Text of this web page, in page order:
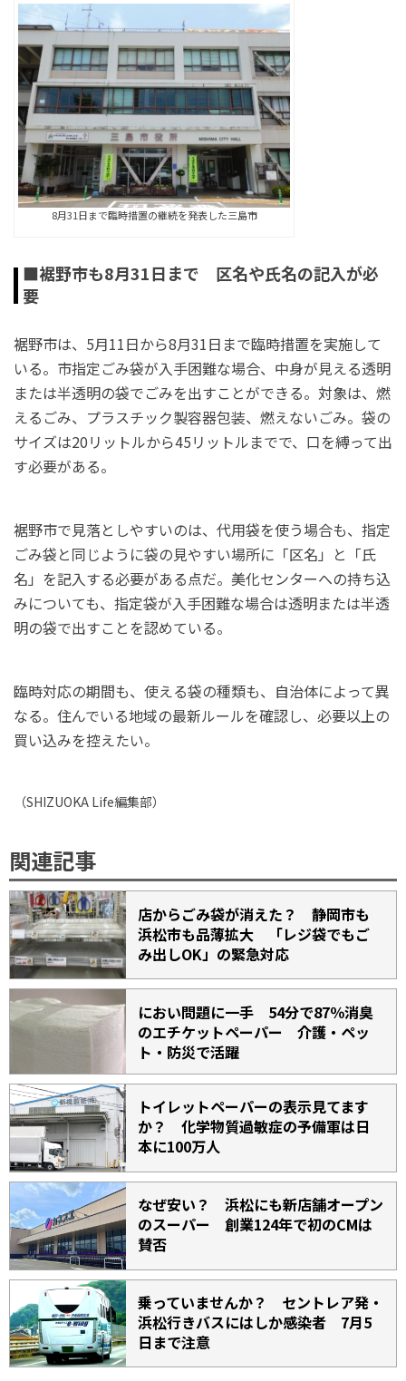
8月31日まで臨時措置の継続を発表した三島市
■裾野市も8月31日まで 区名や氏名の記入が必
要
裾野市は、5月11日から8月31日まで臨時措置を実施して
いる。市指定ごみ袋が入手困難な場合、中身が見える透明
または半透明の袋でごみを出すことができる。対象は、燃
えるごみ、プラスチック製容器包装、燃えないごみ。袋の
サイズは20リットルから45リットルまでで、口を縛って出
す必要がある。
裾野市で見落としやすいのは、代用袋を使う場合も、指定
ごみ袋と同じように袋の見やすい場所に「区名」と「氏
名」を記入する必要がある点だ。美化センターへの持ち込
みについても、指定袋が入手困難な場合は透明または半透
明の袋で出すことを認めている。
臨時対応の期間も、使える袋の種類も、自治体によって異
なる。住んでいる地域の最新ルールを確認し、必要以上の
買い込みを控えたい。
（SHIZUOKA Life編集部）
関連記事
店からごみ袋が消えた？ 静岡市も
浜松市も品薄拡大 「レジ袋でもご
み出しOK」の緊急対応
におい問題に一手 54分で87％消臭
のエチケットペーパー 介護・ペッ
ト・防災で活躍
トイレットペーパーの表示見てます
か？ 化学物質過敏症の予備軍は日
本に100万人
なぜ安い？ 浜松にも新店舗オープン
のスーパー 創業124年で初のCMは
賛否
乗っていませんか？ セントレア発・
浜松行きバスにはしか感染者 7月5
日まで注意